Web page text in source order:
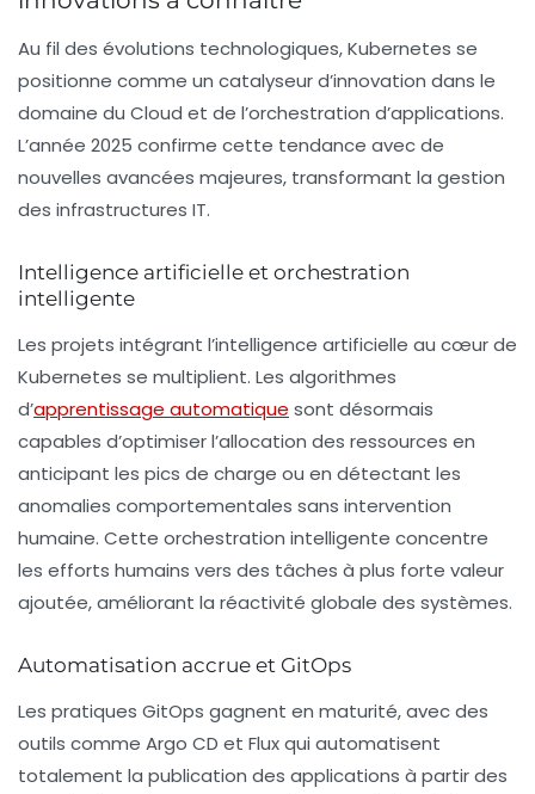
Au fil des évolutions technologiques, Kubernetes se
positionne comme un catalyseur d’innovation dans le
domaine du Cloud et de l’orchestration d’applications.
L’année 2025 confirme cette tendance avec de
nouvelles avancées majeures, transformant la gestion
des infrastructures IT.
Intelligence artificielle et orchestration
intelligente
Les projets intégrant l’intelligence artificielle au cœur de
Kubernetes se multiplient. Les algorithmes
d’apprentissage automatique sont désormais
capables d’optimiser l’allocation des ressources en
anticipant les pics de charge ou en détectant les
anomalies comportementales sans intervention
humaine. Cette orchestration intelligente concentre
les efforts humains vers des tâches à plus forte valeur
ajoutée, améliorant la réactivité globale des systèmes.
Automatisation accrue et GitOps
Les pratiques GitOps gagnent en maturité, avec des
outils comme Argo CD et Flux qui automatisent
totalement la publication des applications à partir des